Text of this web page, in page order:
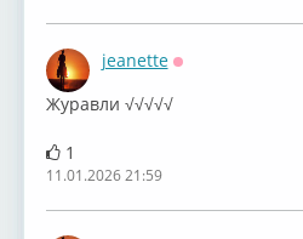
jeanette
Журавли √√√√√
1
11.01.2026 21:59